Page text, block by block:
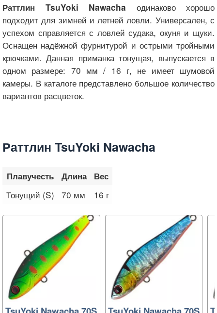
Раттлин TsuYoki Nawacha одинаково хорошо
подходит для зимней и летней ловли. Универсален, с
успехом справляется с ловлей судака, окуня и щуки.
Оснащен надёжной фурнитурой и острыми тройными
крючками. Данная приманка тонущая, выпускается в
одном размере: 70 мм / 16 г, не имеет шумовой
камеры. В каталоге представлено большое количество
вариантов расцветок.
Раттлин TsuYoki Nawacha
Плавучесть Длина Вес
Тонущий (S) 70 мм 16 г